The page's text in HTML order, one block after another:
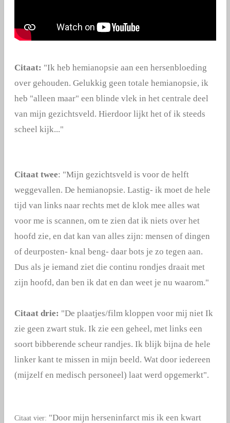
Citaat: "Ik heb hemianopsie aan een hersenbloeding
over gehouden. Gelukkig geen totale hemianopsie, ik
heb "alleen maar" een blinde vlek in het centrale deel
van mijn gezichtsveld. Hierdoor lijkt het of ik steeds
scheel kijk..."
Citaat twee: "Mijn gezichtsveld is voor de helft
weggevallen. De hemianopsie. Lastig- ik moet de hele
tijd van links naar rechts met de klok mee alles wat
voor me is scannen, om te zien dat ik niets over het
hoofd zie, en dat kan van alles zijn: mensen of dingen
of deurposten- knal beng- daar bots je zo tegen aan.
Dus als je iemand ziet die continu rondjes draait met
zijn hoofd, dan ben ik dat en dan weet je nu waarom."
Citaat drie: "De plaatjes/film kloppen voor mij niet Ik
zie geen zwart stuk. Ik zie een geheel, met links een
soort bibberende scheur randjes. Ik blijk bijna de hele
linker kant te missen in mijn beeld. Wat door iedereen
(mijzelf en medisch personeel) laat werd opgemerkt".
Citaat vier: "Door mijn herseninfarct mis ik een kwart